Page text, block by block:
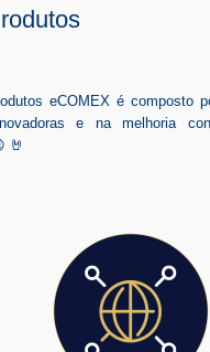
eCOMEX é composto
e na melhoria
🤘